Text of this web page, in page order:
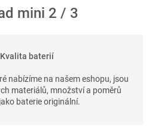
mini 2 / 3
Kvalita baterií
nabízíme na našem eshopu, jsou
materiálů, množství a poměrů
baterie originální.